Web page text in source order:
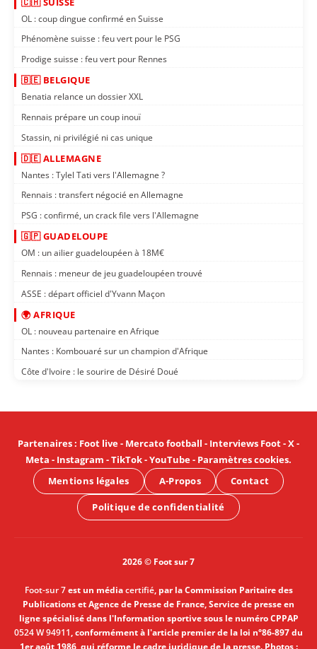
OL : coup dingue confirmé en Suisse
Phénomène suisse : feu vert pour le PSG
Prodige suisse : feu vert pour Rennes
🇧🇪 BELGIQUE
Benatia relance un dossier XXL
Rennais prépare un coup inouï
Stassin, ni privilégié ni cas unique
🇩🇪 ALLEMAGNE
Nantes : Tylel Tati vers l'Allemagne ?
Rennais : transfert négocié en Allemagne
PSG : confirmé, un crack file vers l'Allemagne
🇬🇵 GUADELOUPE
OM : un ailier guadeloupéen à 18M€
Rennais : meneur de jeu guadeloupéen trouvé
ASSE : départ officiel d'Yvann Maçon
🌍 AFRIQUE
OL : nouveau partenaire en Afrique
Nantes : Kombouaré sur un champion d'Afrique
Côte d'Ivoire : le sourire de Désiré Doué
Partenaires: Foot live- Mercato football - Interviews Foot-X-
Meta - Instagram -TikTok-YouTube- Paramètres cookies.
Mentions légales
A-Propos Contact
Politique de confidentialité
2026 © Foot sur 7
Foot-sur 7est un médiacertifié, par la Commission Paritaire des
Publications et Agence de Presse de France, Service de presse en
ligne spécialisé dans l'Information sportive sous le numéro CPPAP
0524 W 94911, conformément à l'article premier de la loi n°86-897 du
1er août 1986, qui réforme le cadre juridique de la presse. Photos :